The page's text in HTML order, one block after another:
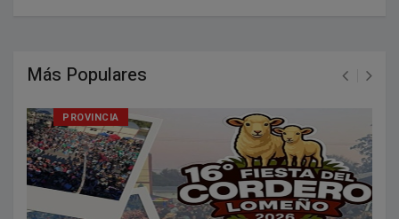
Más Populares
PROVINCIA